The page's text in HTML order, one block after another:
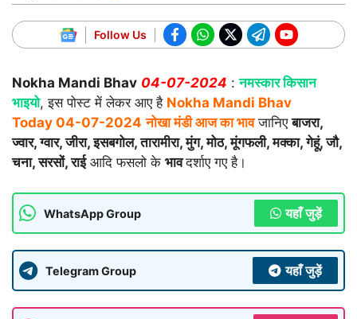
Follow Us
Nokha Mandi Bhav 04-07-2024 :नमस्कार किसान
भाइयो, इस पोस्ट में लेकर आए है Nokha Mandi Bhav
Today 04-07-2024 नोखा मंडी आज का भावजानिएबाजरा,
ज्वार, ग्वार, जीरा, इसबगोल, तारामीरा, मुंग, मोठ, मूंगफली, मक्का, गेहूं, जौ,
चना, सरसों, राईआदि फसलो के भावदर्शाए गए है।
WhatsApp Group यहाँ जुड़ें
Telegram Group यहाँ जुड़ें